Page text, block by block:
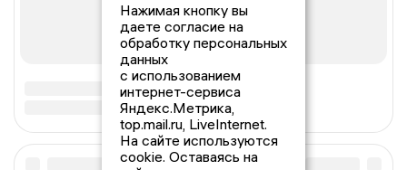
Нажимая кнопку вы
даете согласие на
обработку персональных
данных
с использованием
интернет-сервиса
Яндекс.Метрика,
top.mail.ru, LiveInternet.
На сайте используются
cookie. Оставаясь на